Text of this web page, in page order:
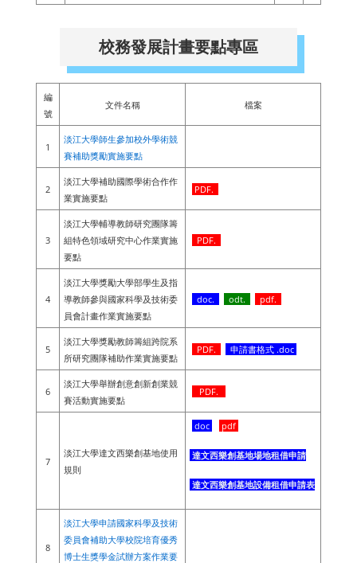
校務發展計畫要點專區
編
號
文件名稱 檔案
1
淡江大學師生參加校外學術競
賽補助獎勵實施要點
2
淡江大學補助國際學術合作作
業實施要點
PDF.
3
淡江大學輔導教師研究團隊籌
組特色領域研究中心作業實施
要點
PDF.
4
淡江大學獎勵大學部學生及指
導教師參與國家科學及技術委
員會計畫作業實施要點
doc. odt. pdf.
5
淡江大學獎勵教師籌組跨院系
所研究團隊補助作業實施要點
PDF. 申請書格式 .doc
6
淡江大學舉辦創意創新創業競
賽活動實施要點
PDF.
7
淡江大學達文西樂創基地使用
規則
doc pdf
達文西樂創基地場地租借申請
達文西樂創基地設備租借申請表
8
淡江大學申請國家科學及技術
委員會補助大學校院培育優秀
博士生獎學金試辦方案作業要